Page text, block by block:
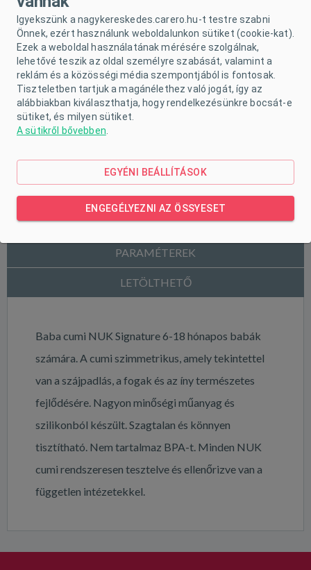
TERMÉK LEÍRÁSA
PARAMÉTEREK
LETÖLTHETŐ
Baba cumi NUK Signature 6-18 hónapos babák
számára. A cumi szimmetrikus, amely tekintettel
van a szájpadlás, a fogak és az íny természetes
fejlődésére. Nagyon minőségi műanyag és
szilikonból készült. Szagtalan és könnyen
tisztítható. Nem tartalmaz BPA-t. Minden NUK
cumi rendszeresen tesztelve és ellenőrizve van a
független intézetekkel.
Igyekszünk a nagykereskedes.carero.hu-t testre szabni
Önnek, ezért használunk weboldalunkon sütiket (cookie-kat).
Ezek a weboldal használatának mérésére szolgálnak,
lehetővé teszik az oldal személyre szabását, valamint a
reklám és a közösségi média szempontjából is fontosak.
Tiszteletben tartjuk a magánélethez való jogát, így az
alábbiakban kiválaszthatja, hogy rendelkezésünkre bocsát-e
sütiket, és milyen sütiket.
A sütikről bővebben
EGYÉNI BEÁLLÍTÁSOK
ENGEGÉLYEZNI AZ ÖSSYESET